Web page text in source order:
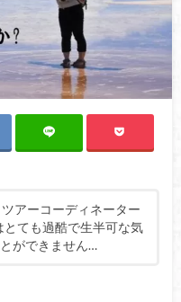
アーコーディネーター
ても過酷で生半可な気
ができません…